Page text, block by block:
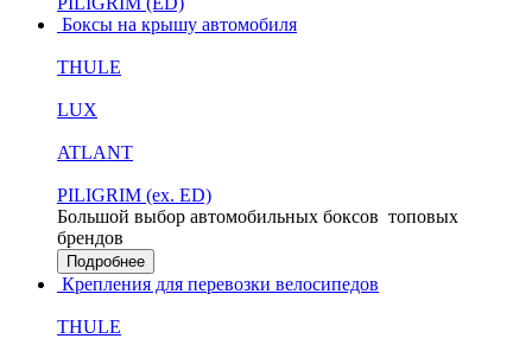
Боксы на крышу автомобиля
THULE
LUX
ATLANT
PILIGRIM (ex. ED)
Большой выбор автомобильных боксов топовых
брендов
Подробнее
Крепления для перевозки велосипедов
THULE